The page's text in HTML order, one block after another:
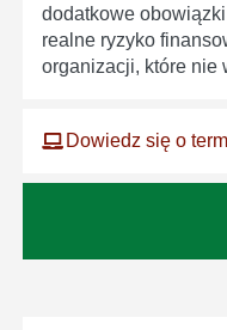
dodatkowe
realne ryzyko
organizacji, które nie
Dowiedz się o